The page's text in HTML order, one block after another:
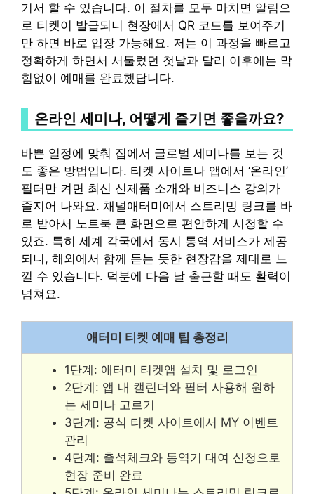
기서 할 수 있습니다. 이 절차를 모두 마치면 알림으
로 티켓이 발급되니 현장에서 QR 코드를 보여주기
만 하면 바로 입장 가능해요. 저는 이 과정을 빠르고
정확하게 하면서 서툴렀던 첫날과 달리 이후에는 막
힘없이 예매를 완료했답니다.
온라인 세미나, 어떻게 즐기면 좋을까요?
바쁜 일정에 맞춰 집에서 글로벌 세미나를 보는 것
도 좋은 방법입니다. 티켓 사이트나 앱에서 ‘온라인’
필터만 켜면 최신 신제품 소개와 비즈니스 강의가
줄지어 나와요. 채널애터미에서 스트리밍 링크를 바
로 받아서 노트북 큰 화면으로 편안하게 시청할 수
있죠. 특히 세계 각국에서 동시 통역 서비스가 제공
되니, 해외에서 함께 듣는 듯한 현장감을 제대로 느
낄 수 있습니다. 덕분에 다음 날 출근할 때도 활력이
넘쳐요.
애터미 티켓 예매 팁 총정리
1단계: 애터미 티켓앱 설치 및 로그인
2단계: 앱 내 캘린더와 필터 사용해 원하
는 세미나 고르기
3단계: 공식 티켓 사이트에서 MY 이벤트
관리
4단계: 출석체크와 통역기 대여 신청으로
현장 준비 완료